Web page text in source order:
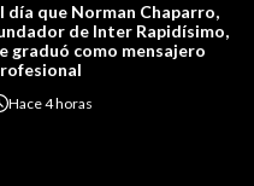
día que Norman Chaparro,
de Inter Rapidísimo,
graduó como mensajero
Hace4 horas